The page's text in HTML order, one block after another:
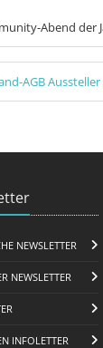
Abend der
AGB
NEWSLETTER
NEWSLETTER
INFOLETTER